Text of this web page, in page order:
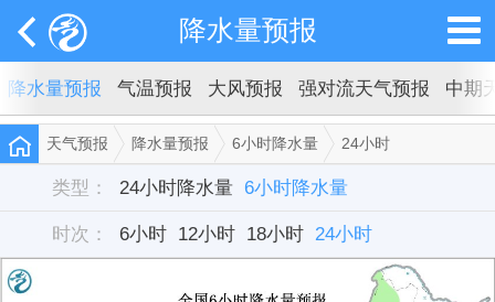
降水量预报
降水量预报 气温预报 大风预报 强对流天气预报 中期
天气预报 降水量预报 6小时降水量 24小时
类型： 24小时降水量 6小时降水量
时次： 6小时 12小时 18小时 24小时